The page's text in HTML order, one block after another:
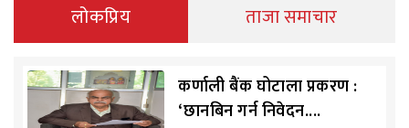
लोकप्रिय ताजा समाचार
कर्णाली बैंक घोटाला प्रकरण :
‘छानबिन गर्न निवेदन....